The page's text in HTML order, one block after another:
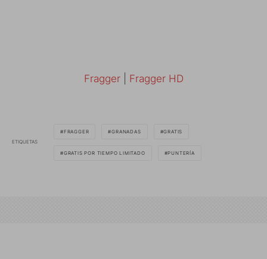
Fragger| Fragger HD
ETIQUETAS
FRAGGER GRANADAS GRATIS
GRATIS POR TIEMPO LIMITADO PUNTERÍA